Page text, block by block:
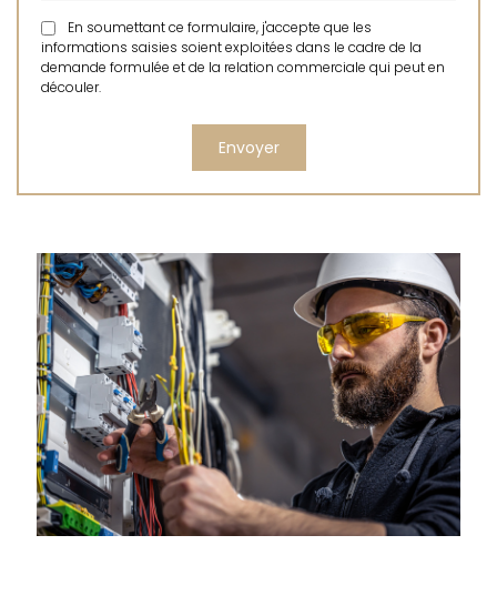
En soumettant ce formulaire, j'accepte que les
informations saisies soient exploitées dans le cadre de la
demande formulée et de la relation commerciale qui peut en
découler.